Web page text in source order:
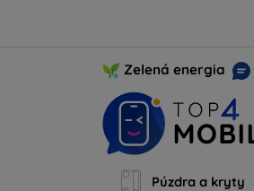
Zelená energia
Púzdra a kryty